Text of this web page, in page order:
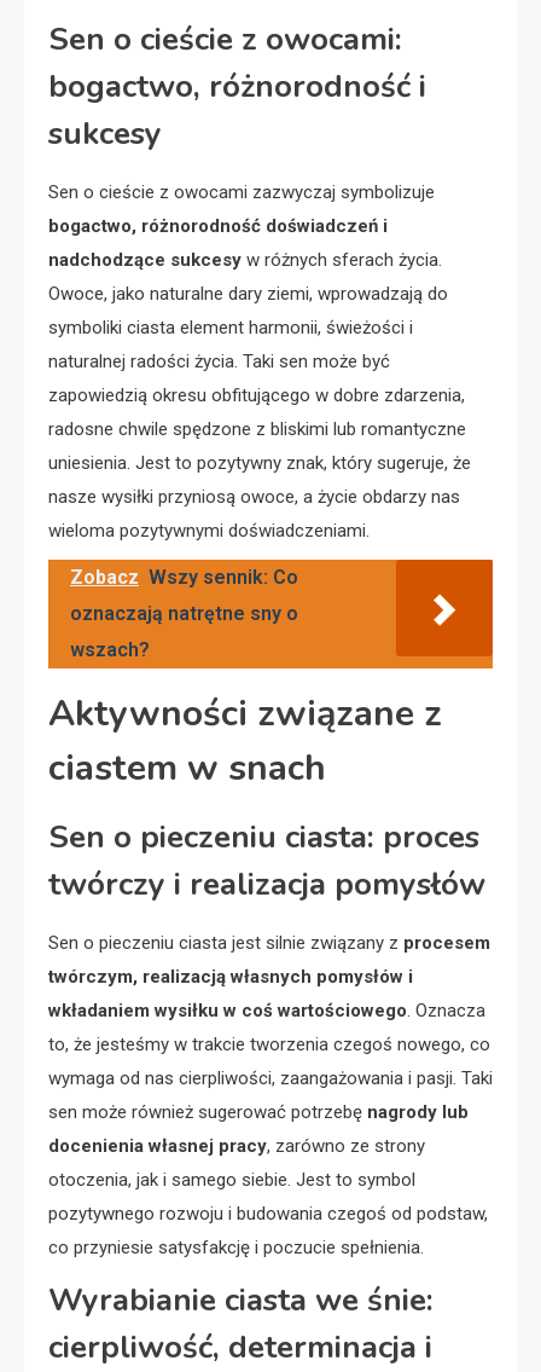
Sen o cieście z owocami:
bogactwo, różnorodność i
sukcesy
Sen o cieście z owocami zazwyczaj symbolizuje
bogactwo, różnorodność doświadczeń i
nadchodzące sukcesy w różnych sferach życia.
Owoce, jako naturalne dary ziemi, wprowadzają do
symboliki ciasta element harmonii, świeżości i
naturalnej radości życia. Taki sen może być
zapowiedzią okresu obfitującego w dobre zdarzenia,
radosne chwile spędzone z bliskimi lub romantyczne
uniesienia. Jest to pozytywny znak, który sugeruje, że
nasze wysiłki przyniosą owoce, a życie obdarzy nas
wieloma pozytywnymi doświadczeniami.
Zobacz Wszy sennik: Co
oznaczają natrętne sny o
wszach?
Aktywności związane z
ciastem w snach
Sen o pieczeniu ciasta: proces
twórczy i realizacja pomysłów
Sen o pieczeniu ciasta jest silnie związany z procesem
twórczym, realizacją własnych pomysłów i
wkładaniem wysiłku w coś wartościowego. Oznacza
to, że jesteśmy w trakcie tworzenia czegoś nowego, co
wymaga od nas cierpliwości, zaangażowania i pasji. Taki
sen może również sugerować potrzebę nagrody lub
docenienia własnej pracy, zarówno ze strony
otoczenia, jak i samego siebie. Jest to symbol
pozytywnego rozwoju i budowania czegoś od podstaw,
co przyniesie satysfakcję i poczucie spełnienia.
Wyrabianie ciasta we śnie:
cierpliwość, determinacja i